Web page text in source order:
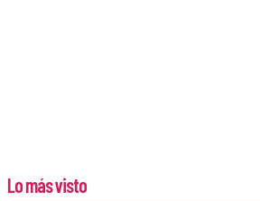
Lo más visto